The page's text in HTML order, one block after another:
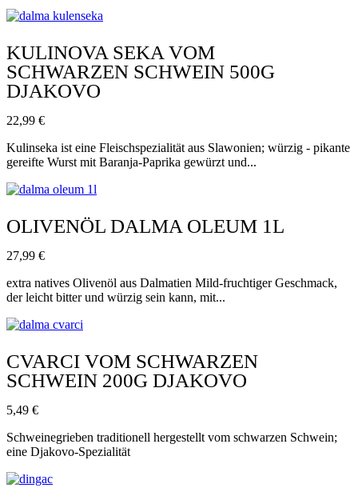
KULINOVA SEKA VOM
SCHWARZEN SCHWEIN 500G
DJAKOVO
22,99 €
Kulinseka ist eine Fleischspezialität aus Slawonien; würzig - pikante
gereifte Wurst mit Baranja-Paprika gewürzt und...
OLIVENÖL DALMA OLEUM 1L
27,99 €
extra natives Olivenöl aus Dalmatien Mild-fruchtiger Geschmack,
der leicht bitter und würzig sein kann, mit...
CVARCI VOM SCHWARZEN
SCHWEIN 200G DJAKOVO
5,49 €
Schweinegrieben traditionell hergestellt vom schwarzen Schwein;
eine Djakovo-Spezialität